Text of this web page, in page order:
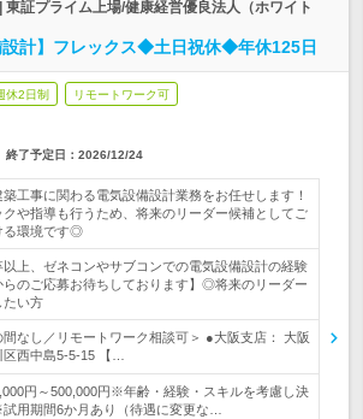
東証プライム上場/健康経営優良法人（ホワイト
設計】フレックス◆土日祝休◆年休125日
休2日制 リモートワーク可
終了予定日： 2026/12/24
工事に関わる電気設備設計業務をお任せします！
クや指導も行うため、将来のリーダー候補としてご
る環境です◎
以上、ゼネコンやサブコンでの電気設備設計の経験
らのご応募お待ちしております】◎将来のリーダー
たい方
間なし／リモートワーク相談可＞ ●大阪支店： 大阪
区西中島5-5-15 【…
円～500,000円※年齢・経験・スキルを考慮し決
用期間6か月あり（待遇に変更な…